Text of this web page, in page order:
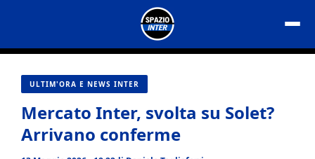
contenuto
ULTIM'ORA E NEWS INTER
Mercato Inter, svolta su Solet?
Arrivano conferme